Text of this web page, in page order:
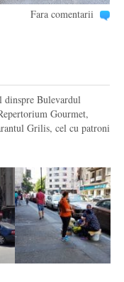
Fara comentarii
dinspre Bulevardul
Gourmet,
Grilis, cel cu patroni